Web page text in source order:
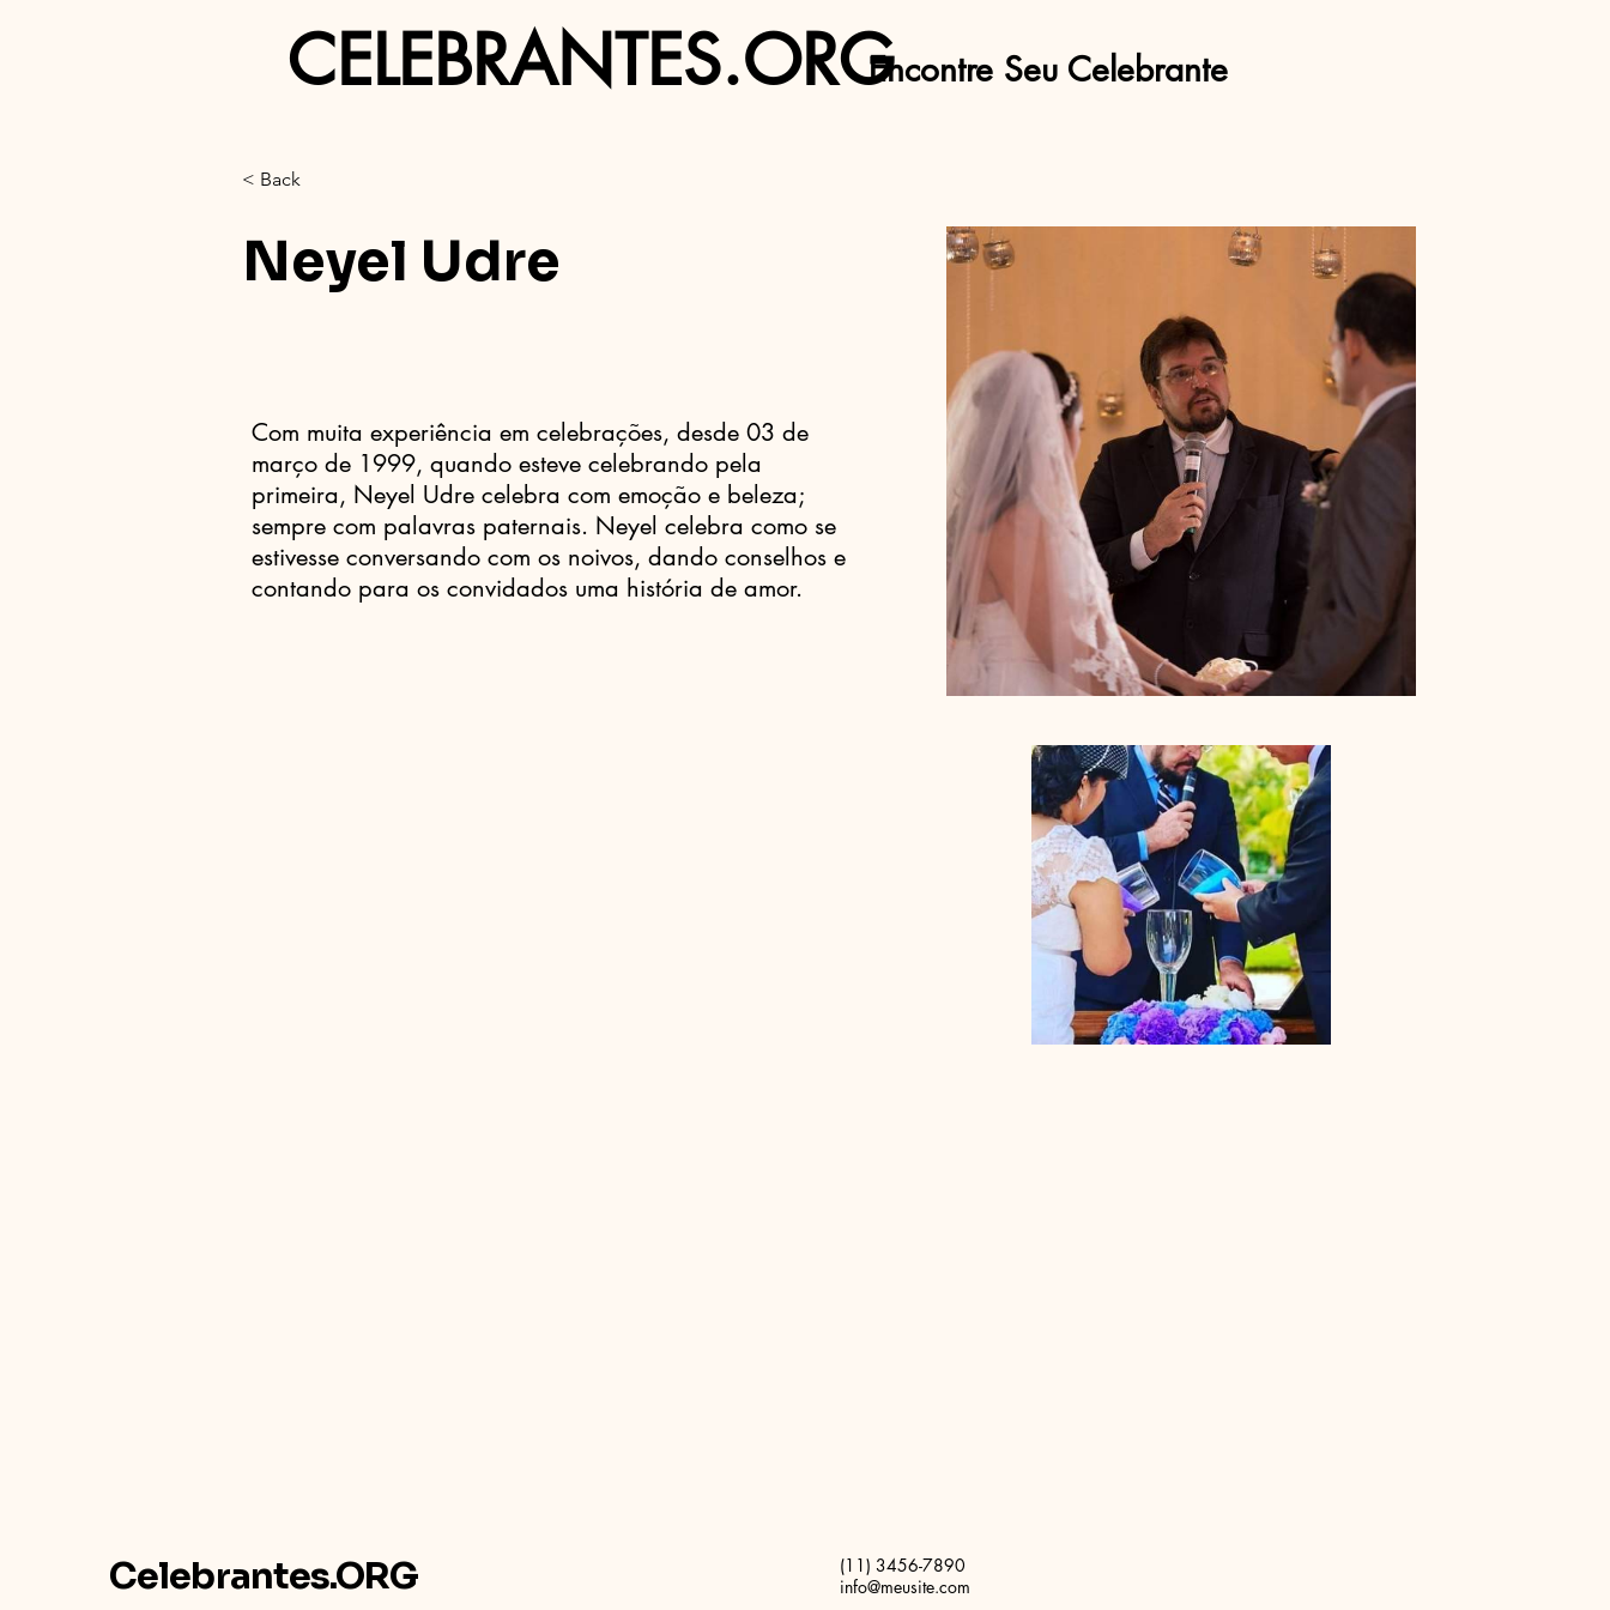
CELEBRANTES.ORGEncontre Seu Celebrante
< Back
Neyel Udre
Com muita experiência em celebrações, desde 03 de
março de 1999, quando esteve celebrando pela
primeira, Neyel Udre celebra com emoção e beleza;
sempre com palavras paternais. Neyel celebra como se
estivesse conversando com os noivos, dando conselhos e
contando para os convidados uma história de amor.
Celebrantes.ORG
(11) 3456-7890
info@meusite.com